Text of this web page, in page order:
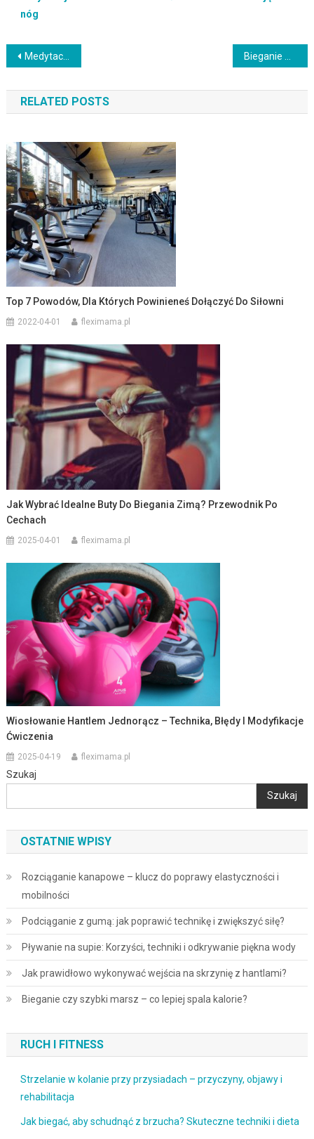
nóg
Nawigacja
wpisu
Medytacja Vipassana – odkryj najstarszą technikę samopoznania
RELATED POSTS
Top 7 Powodów, Dla Których Powinieneś Dołączyć Do Siłowni
2022-04-01 fleximama.pl
Jak Wybrać Idealne Buty Do Biegania Zimą? Przewodnik Po
Cechach
2025-04-01 fleximama.pl
Wiosłowanie Hantlem Jednorącz – Technika, Błędy I Modyfikacje
Ćwiczenia
2025-04-19 fleximama.pl
Szukaj
Szukaj
OSTATNIE WPISY
Rozciąganie kanapowe – klucz do poprawy elastyczności i
mobilności
Podciąganie z gumą: jak poprawić technikę i zwiększyć siłę?
Pływanie na supie: Korzyści, techniki i odkrywanie piękna wody
Jak prawidłowo wykonywać wejścia na skrzynię z hantlami?
Bieganie czy szybki marsz – co lepiej spala kalorie?
RUCH I FITNESS
Strzelanie w kolanie przy przysiadach – przyczyny, objawy i
rehabilitacja
Jak biegać, aby schudnąć z brzucha? Skuteczne techniki i dieta